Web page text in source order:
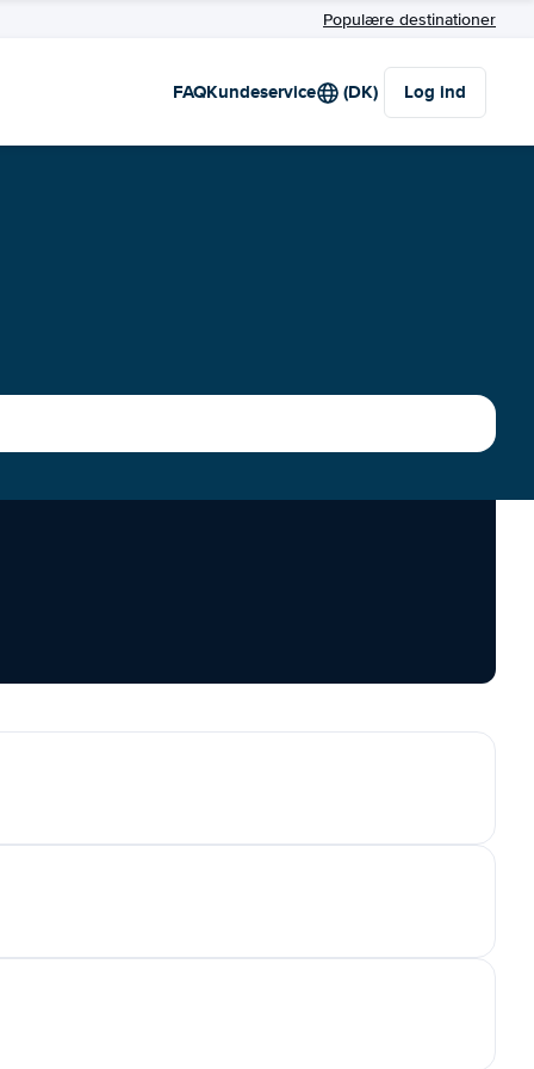
Populære destinationer
FAQKundeservice (DK) Log ind